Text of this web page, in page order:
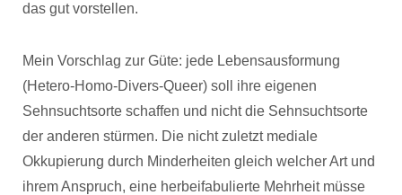
das gut vorstellen.
Mein Vorschlag zur Güte: jede Lebensausformung
(Hetero-Homo-Divers-Queer) soll ihre eigenen
Sehnsuchtsorte schaffen und nicht die Sehnsuchtsorte
der anderen stürmen. Die nicht zuletzt mediale
Okkupierung durch Minderheiten gleich welcher Art und
ihrem Anspruch, eine herbeifabulierte Mehrheit müsse